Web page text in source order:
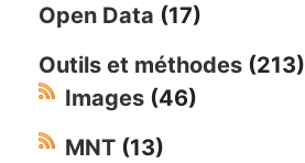
Open Data (17)
Outils et méthodes (213)
Images (46)
MNT (13)